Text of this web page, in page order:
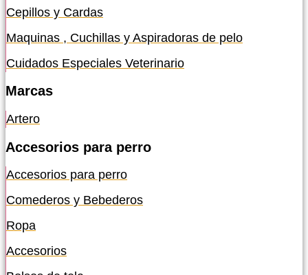
Cepillos y Cardas
Maquinas , Cuchillas y Aspiradoras de pelo
Cuidados Especiales Veterinario
Marcas
Artero
Accesorios para perro
Accesorios para perro
Comederos y Bebederos
Ropa
Accesorios